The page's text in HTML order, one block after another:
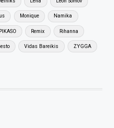
Monique Namika
PIKASO Remix Rihanna
Vidas Bareikis ZYGGA